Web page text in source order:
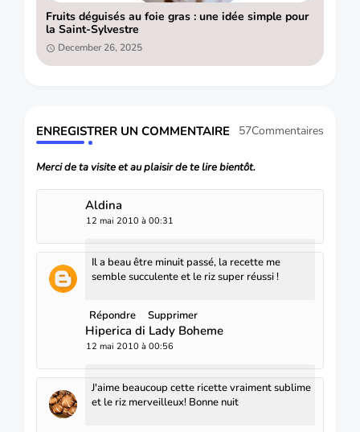
Fruits déguisés au foie gras : une idée simple pour
la Saint-Sylvestre
December 26, 2025
ENREGISTRER UN COMMENTAIRE 57Commentaires
Merci de ta visite et au plaisir de te lire bientôt.
Aldina
12 mai 2010 à 00:31
Il a beau être minuit passé, la recette me
semble succulente et le riz super réussi !
Répondre Supprimer
Hiperica di Lady Boheme
12 mai 2010 à 00:56
J'aime beaucoup cette ricette vraiment sublime
et le riz merveilleux! Bonne nuit